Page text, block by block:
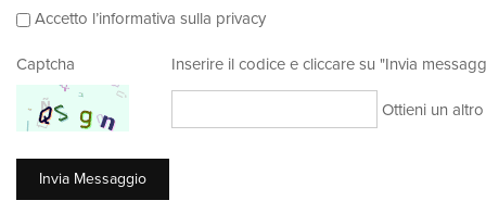
Accetto l’informativa sulla privacy
Captcha Inserire il codice e cliccare su "Invia
Ottieni un